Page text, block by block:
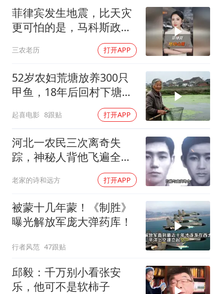
总书记点赞的非遗苗绣焕发新生机
菲律宾发生地震，比天灾
更可怕的是，马科斯政府
三农老历 打开APP
52岁农妇荒塘放养300只
甲鱼，18年后回村下塘瞬
起喜电影 8跟贴 打开APP
河北一农民三次离奇失
踪，神秘人背他飞遍全中
国，幕后真相是什么
老家的诗和远方 打开APP
被蒙十几年蒙！《制胜》
曝光解放军庞大弹药库！
行者风范 47跟贴
邱毅：千万别小看张安
乐，他可不是软柿子